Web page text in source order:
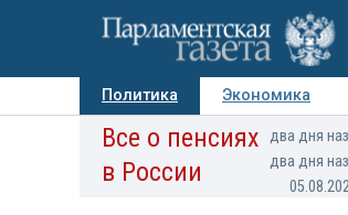
Политика Экономика
Авторы Персоны
Все о пенсиях
в России
два дня
два дня